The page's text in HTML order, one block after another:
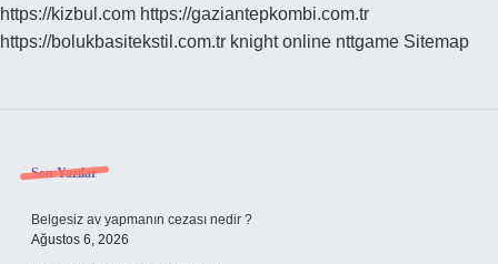
https://kizbul.com https://gaziantepkombi.com.tr
https://bolukbasitekstil.com.tr knight online nttgame Sitemap
Sidebar
Son Yazılar
Belgesiz av yapmanın cezası nedir ?
Ağustos 6, 2026